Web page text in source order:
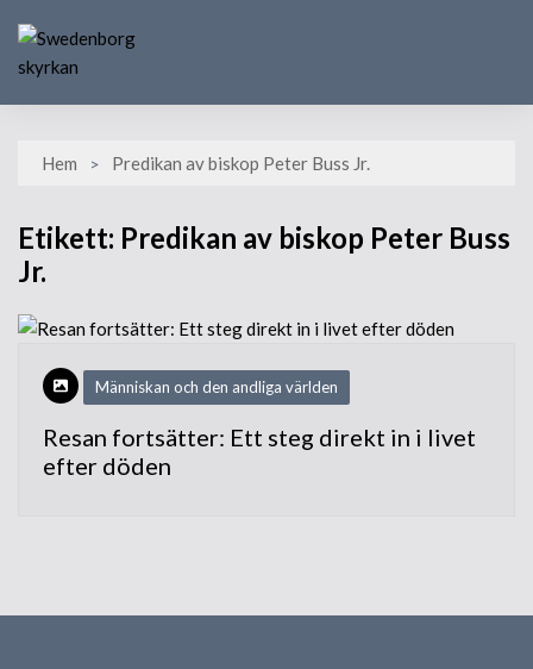
content
Hem Predikan av biskop Peter Buss Jr.
Etikett: Predikan av biskop Peter Buss
Jr.
Människan och den andliga världen
Resan fortsätter: Ett steg direkt in i livet
efter döden